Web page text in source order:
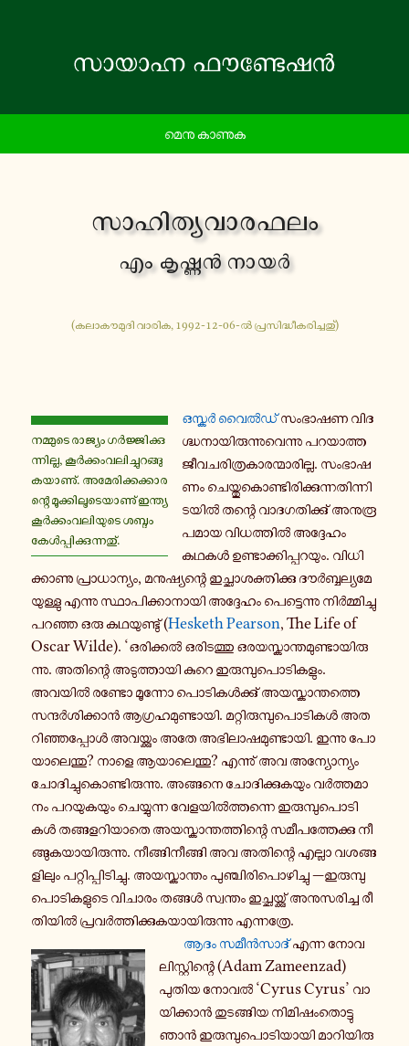
മെനു കാണുക
സാ­ഹി­ത്യ­വാ­ര­ഫ­ലം
എം കൃ­ഷ്ണൻ നായർ
(ക­ലാ­കൗ­മു­ദി വാരിക, 1992-12-06-ൽ പ്ര­സി­ദ്ധീ­ക­രി­ച്ച­തു്)
ന­മ്മു­ടെ രാ­ജ്യം ഗർ­ജ്ജി­ക്കു­
ന്നി­ല്ല, കൂർ­ക്കം­വ­ലി­ച്ചു­റ­ങ്ങു­
ക­യാ­ണു്. അ­മേ­രി­ക്ക­ക്കാ­ര­
ന്റെ മൂ­ക്കി­ലൂ­ടെ­യാ­ണു് ഇ­ന്ത്യ
കൂർ­ക്കം­വ­ലി­യു­ടെ ശബ്ദം
കേൾ­പ്പി­ക്കു­ന്ന­തു്.
ഒസ്കർ വൈൽഡ്സം­ഭാ­ഷ­ണ വി­ദ­
ഗ്ദ്ധ­നാ­യി­രു­ന്നു­വെ­ന്നു പ­റ­യാ­ത്ത
ജീ­വ­ച­രി­ത്ര­കാ­ര­ന്മാ­രി­ല്ല. സം­ഭാ­ഷ­
ണം ചെ­യ്തു­കൊ­ണ്ടി­രി­ക്കു­ന്ന­തി­ന്നി­
ട­യിൽ തന്റെ വാ­ദ­ഗ­തി­ക്കു് അ­നു­രൂ­
പ­മാ­യ വി­ധ­ത്തിൽ അ­ദ്ദേ­ഹം
കഥകൾ ഉ­ണ്ടാ­ക്കി­പ്പ­റ­യും. വി­ധി­
ക്കാ­ണു പ്രാ­ധാ­ന്യം, മ­നു­ഷ്യ­ന്റെ ഇ­ച്ഛാ­ശ­ക്തി­ക്കു ദൗർ­ബ്ബ­ല്യ­മേ­
യു­ള്ളു എന്നു സ്ഥാ­പി­ക്കാ­നാ­യി അ­ദ്ദേ­ഹം പെ­ട്ടെ­ന്നു നിർ­മ്മി­ച്ചു
പറഞ്ഞ ഒരു ക­ഥ­യു­ണ്ടു് (Hesketh Pearson, The Life of
Oscar Wilde). ‘ഒ­രി­ക്കൽ ഒ­രി­ട­ത്തു ഒ­ര­യ­സ്കാ­ന്ത­മു­ണ്ടാ­യി­രു­
ന്നു. അ­തി­ന്റെ അ­ടു­ത്താ­യി കുറെ ഇ­രു­മ്പു­പൊ­ടി­ക­ളും.
അവയിൽ രണ്ടോ മൂ­ന്നോ പൊ­ടി­കൾ­ക്കു് അ­യ­സ്കാ­ന്ത­ത്തെ
സ­ന്ദർ­ശി­ക്കാൻ ആ­ഗ്ര­ഹ­മു­ണ്ടാ­യി. മ­റ്റി­രു­മ്പു­പൊ­ടി­കൾ അ­ത­
റി­ഞ്ഞ­പ്പോൾ അ­വ­യ്ക്കും അതേ അ­ഭി­ലാ­ഷ­മു­ണ്ടാ­യി. ഇന്നു പോ­
യാ­ലെ­ന്തു? നാളെ ആ­യാ­ലെ­ന്തു? എ­ന്നു് അവ അ­ന്യോ­ന്യം
ചോ­ദി­ച്ചു­കൊ­ണ്ടി­രു­ന്നു. അ­ങ്ങ­നെ ചോ­ദി­ക്കു­ക­യും വർ­ത്ത­മാ­
നം പ­റ­യു­ക­യും ചെ­യ്യു­ന്ന വേ­ള­യിൽ­ത്ത­ന്നെ ഇ­രു­മ്പു­പൊ­ടി­
കൾ ത­ങ്ങ­ള­റി­യാ­തെ അ­യ­സ്കാ­ന്ത­ത്തി­ന്റെ സ­മീ­പ­ത്തേ­ക്കു നീ­
ങ്ങു­ക­യാ­യി­രു­ന്നു. നീ­ങ്ങി­നീ­ങ്ങി അവ അ­തി­ന്റെ എല്ലാ വ­ശ­ങ്ങ­
ളി­ലും പ­റ്റി­പ്പി­ടി­ച്ചു. അ­യ­സ്കാ­ന്തം പു­ഞ്ചി­രി­പൊ­ഴി­ച്ചു —ഇ­രു­മ്പു­
പൊ­ടി­ക­ളു­ടെ വി­ചാ­രം തങ്ങൾ സ്വ­ന്തം ഇ­ച്ഛ­യ്ക്കു് അ­നു­സ­രി­ച്ച രീ­
തി­യിൽ പ്ര­വർ­ത്തി­ക്കു­ക­യാ­യി­രു­ന്നു എ­ന്ന­ത്രേ.
ആദം സ­മീൻ­സാ­ദ്എന്ന നോ­വ­
ലി­സ്റ്റി­ന്റെ (Adam Zameenzad)
പുതിയ നോവൽ ‘Cyrus Cyrus’ വാ­
യി­ക്കാൻ തു­ട­ങ്ങി­യ നി­മി­ഷം­തൊ­ട്ടു
ഞാൻ ഇ­രു­മ്പു­പൊ­ടി­യാ­യി മാ­റി­യി­രു­